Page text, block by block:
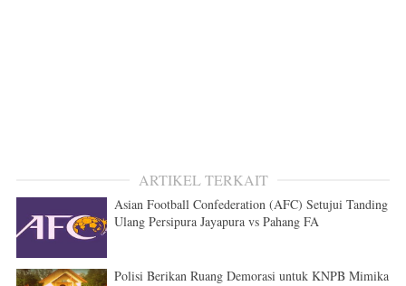
ARTIKEL TERKAIT
Asian Football Confederation (AFC) Setujui Tanding
Ulang Persipura Jayapura vs Pahang FA
Polisi Berikan Ruang Demorasi untuk KNPB Mimika